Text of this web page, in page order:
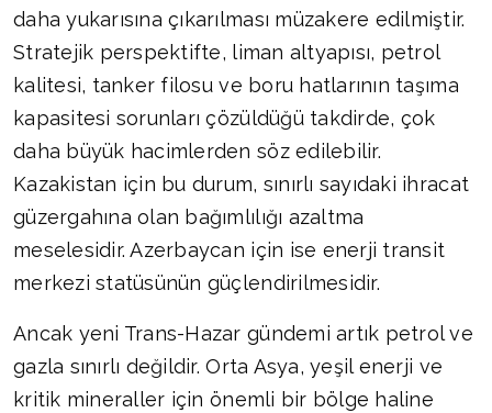
daha yukarısına çıkarılması müzakere edilmiştir.
Stratejik perspektifte, liman altyapısı, petrol
kalitesi, tanker filosu ve boru hatlarının taşıma
kapasitesi sorunları çözüldüğü takdirde, çok
daha büyük hacimlerden söz edilebilir.
Kazakistan için bu durum, sınırlı sayıdaki ihracat
güzergahına olan bağımlılığı azaltma
meselesidir. Azerbaycan için ise enerji transit
merkezi statüsünün güçlendirilmesidir.
Ancak yeni Trans-Hazar gündemi artık petrol ve
gazla sınırlı değildir. Orta Asya, yeşil enerji ve
kritik mineraller için önemli bir bölge haline